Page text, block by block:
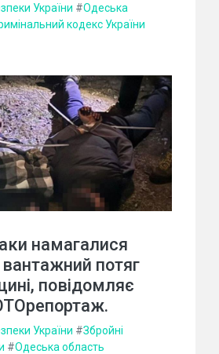
України #Одеська
кодекс України
намагалися
вантажний потяг
повідомляє
України #Збройні
#Одеська область